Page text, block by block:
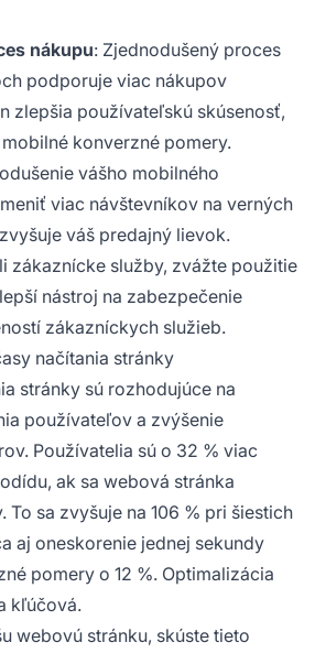
nákupu: Zjednodušený proces
podporuje viac nákupov
zlepšia používateľskú skúsenosť,
konverzné pomery.
vášho mobilného
viac návštevníkov na verných
váš predajný lievok.
zákaznícke služby, zvážte použitie
nástroj na zabezpečenie
zákazníckych služieb.
načítania stránky
stránky sú rozhodujúce na
používateľov a zvýšenie
Používatelia sú o 32 % viac
ak sa webová stránka
To sa zvyšuje na 106 % pri šiestich
aj oneskorenie jednej sekundy
pomery o 12 %. Optimalizácia
kľúčová.
webovú stránku, skúste tieto